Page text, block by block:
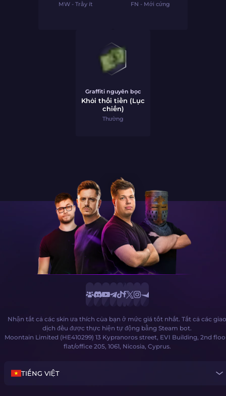
MW - Trầy ít FN - Mới cứng
Graffiti nguyên bọc
Khỏi thối tiền (Lục
chiến)
Thường
Nhận tất cả các skin ưa thích của bạn ở mức giá tốt nhất. Tất cả các giao
dịch đều được thực hiện tự động bằng Steam bot.
Moontain Limited (HE410299) 13 Kypranoros street, EVI Building, 2nd
flat/office 205, 1061, Nicosia, Cyprus.
TIẾNG VIỆT